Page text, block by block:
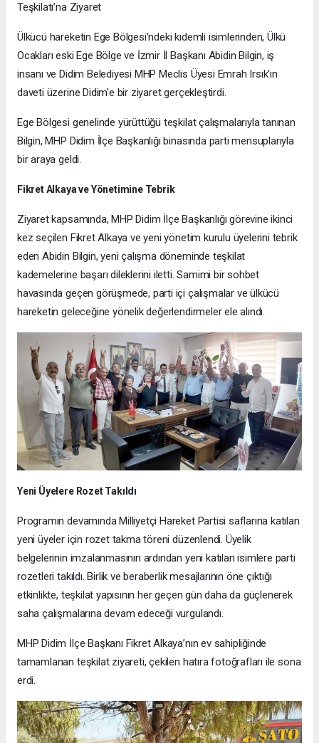
Teşkilatı’na Ziyaret
Ülkücü hareketin Ege Bölgesi'ndeki kıdemli isimlerinden, Ülkü
Ocakları eski Ege Bölge ve İzmir İl Başkanı Abidin Bilgin, iş
insanı ve Didim Belediyesi MHP Meclis Üyesi Emrah Irsık'ın
daveti üzerine Didim'e bir ziyaret gerçekleştirdi.
Ege Bölgesi genelinde yürüttüğü teşkilat çalışmalarıyla tanınan
Bilgin, MHP Didim İlçe Başkanlığı binasında parti mensuplarıyla
bir araya geldi.
Fikret Alkaya ve Yönetimine Tebrik
Ziyaret kapsamında, MHP Didim İlçe Başkanlığı görevine ikinci
kez seçilen Fikret Alkaya ve yeni yönetim kurulu üyelerini tebrik
eden Abidin Bilgin, yeni çalışma döneminde teşkilat
kademelerine başarı dileklerini iletti. Samimi bir sohbet
havasında geçen görüşmede, parti içi çalışmalar ve ülkücü
hareketin geleceğine yönelik değerlendirmeler ele alındı.
Yeni Üyelere Rozet Takıldı
Programın devamında Milliyetçi Hareket Partisi saflarına katılan
yeni üyeler için rozet takma töreni düzenlendi. Üyelik
belgelerinin imzalanmasının ardından yeni katılan isimlere parti
rozetleri takıldı. Birlik ve beraberlik mesajlarının öne çıktığı
etkinlikte, teşkilat yapısının her geçen gün daha da güçlenerek
saha çalışmalarına devam edeceği vurgulandı.
MHP Didim İlçe Başkanı Fikret Alkaya’nın ev sahipliğinde
tamamlanan teşkilat ziyareti, çekilen hatıra fotoğrafları ile sona
erdi.